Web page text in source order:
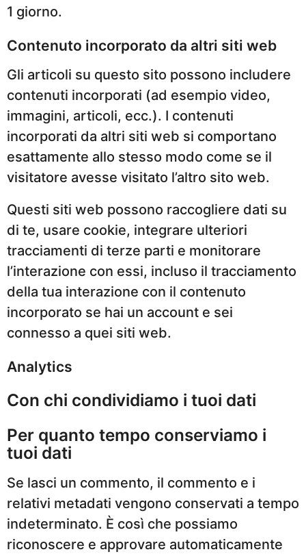
1 giorno.
Contenuto incorporato da altri siti web
Gli articoli su questo sito possono includere
contenuti incorporati (ad esempio video,
immagini, articoli, ecc.). I contenuti
incorporati da altri siti web si comportano
esattamente allo stesso modo come se il
visitatore avesse visitato l’altro sito web.
Questi siti web possono raccogliere dati su
di te, usare cookie, integrare ulteriori
tracciamenti di terze parti e monitorare
l’interazione con essi, incluso il tracciamento
della tua interazione con il contenuto
incorporato se hai un account e sei
connesso a quei siti web.
Analytics
Con chi condividiamo i tuoi dati
Per quanto tempo conserviamo i
tuoi dati
Se lasci un commento, il commento e i
relativi metadati vengono conservati a tempo
indeterminato. È così che possiamo
riconoscere e approvare automaticamente